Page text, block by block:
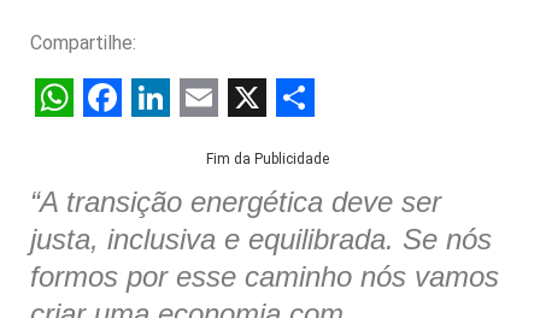
Compartilhe:
a
t
s
c
e
b
n
k
e
m
a
i
l
h
a
r
e
Fim da Publicidade
“A transição energética deve ser
justa, inclusiva e equilibrada. Se nós
formos por esse caminho nós vamos